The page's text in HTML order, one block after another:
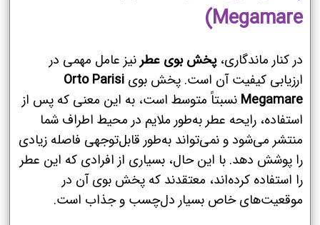
Megamare)
در کنار ماندگاری،پخش بوی عطرنیز عامل مهمی در
ارزیابی کیفیت آن است. پخش بوی Orto Parisi
Megamare نسبتاً متوسط است، به این معنی که پس از
استفاده، رایحه عطر به‌طور ملایم در محیط اطراف شما
منتشر می‌شود و نمی‌تواند به‌طور قابل‌توجهی فاصله زیادی
را پوشش دهد. با این حال، بسیاری از افرادی که این عطر
را استفاده کرده‌اند، معتقدند که پخش بوی آن در
موقعیت‌های خاص بسیار دل‌چسب و جذاب است.